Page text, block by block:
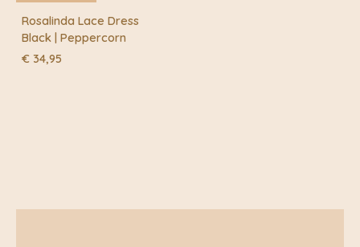
Rosalinda Lace Dress
Black | Peppercorn
€ 34,95